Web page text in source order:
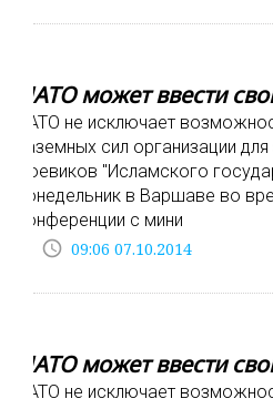
НАТО может ввести
НАТО не исключает
наземных сил организации
боевиков "Исламского
понедельник в Варшаве во
конференции с мини
access_time 09:06 07.10.2014
НАТО может ввести
НАТО не исключает